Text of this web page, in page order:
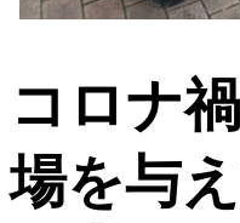
コロナ
場を与